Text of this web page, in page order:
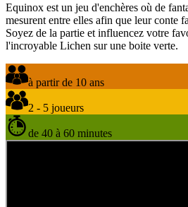
Equinox est un jeu d'enchères où de
mesurent entre elles afin que leur conte
Soyez de la partie et influencez votre
l'incroyable Lichen sur une boite verte.
à partir de 10 ans
2 - 5 joueurs
de 40 à 60 minutes